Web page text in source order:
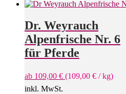
Dr. Weyrauch
Alpenfrische Nr. 6
für Pferde
ab 109,00 € (109,00 € /kg)
inkl. MwSt.